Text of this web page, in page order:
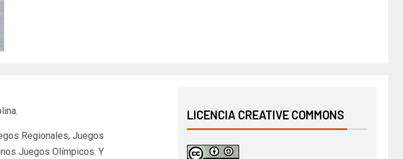
Regionales, Juegos
Juegos Olímpicos. Y
LICENCIA CREATIVE COMMONS